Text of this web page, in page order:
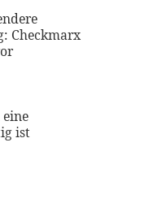
Checkmarx
ist